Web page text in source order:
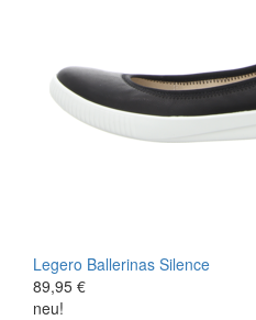
Legero Ballerinas Silence
89,95 €
neu!